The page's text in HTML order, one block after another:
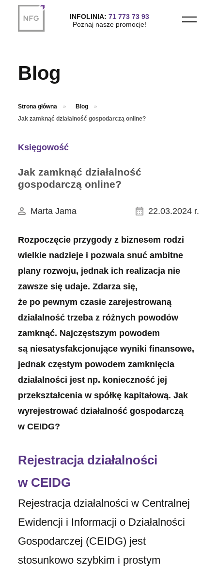
Przejdź do treści głównej
INFOLINIA: 71 773 73 93
Poznaj nasze promocje!
Blog
Strona główna
Blog
Jak zamknąć działalność gospodarczą online?
Księgowość
Jak zamknąć działalność
gospodarczą online?
Marta Jama 22.03.2024 r.
Rozpoczęcie przygody z biznesem rodzi
wielkie nadzieje i pozwala snuć ambitne
plany rozwoju, jednak ich realizacja nie
zawsze się udaje. Zdarza się,
że po pewnym czasie zarejestrowaną
działalność trzeba z różnych powodów
zamknąć. Najczęstszym powodem
są niesatysfakcjonujące wyniki finansowe,
jednak częstym powodem zamknięcia
działalności jest np. konieczność jej
przekształcenia w spółkę kapitałową. Jak
wyrejestrować działalność gospodarczą
w CEIDG?
Rejestracja działalności
w CEIDG
Rejestracja działalności w Centralnej
Ewidencji i Informacji o Działalności
Gospodarczej (CEIDG) jest
stosunkowo szybkim i prostym